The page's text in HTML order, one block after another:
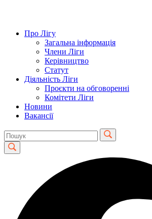
Про Лігу
Загальна інформація
Члени Ліги
Керівництво
Статут
Діяльність Ліги
Проєкти на обговоренні
Комітети Ліги
Новини
Вакансії